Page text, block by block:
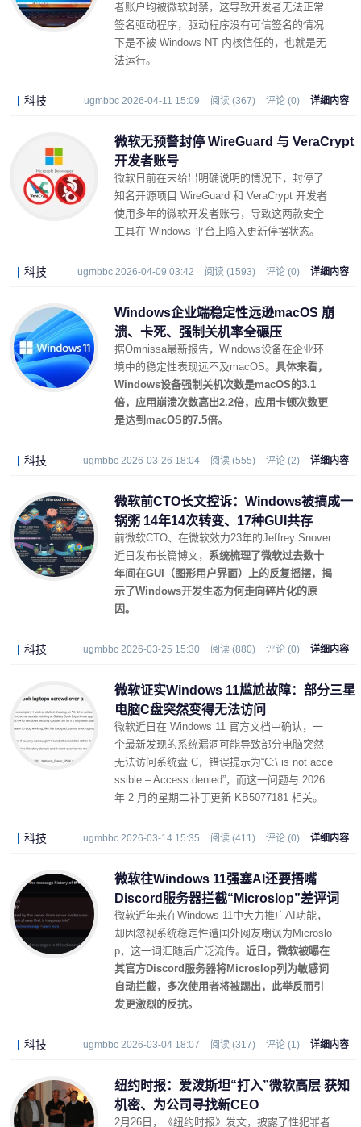
者账户均被微软封禁，这导致开发者无法正常
签名驱动程序，驱动程序没有可信签名的情况
下是不被 Windows NT 内核信任的，也就是无
法运行。
科技 ugmbbc 2026-04-11 15:09 阅读 (367) 评论 (0) 详细内容
微软无预警封停 WireGuard 与 VeraCrypt
开发者账号
微软日前在未给出明确说明的情况下，封停了
知名开源项目 WireGuard 和 VeraCrypt 开发者
使用多年的微软开发者账号，导致这两款安全
工具在 Windows 平台上陷入更新停摆状态。
科技 ugmbbc 2026-04-09 03:42 阅读 (1593) 评论 (0) 详细内容
Windows企业端稳定性远逊macOS 崩
溃、卡死、强制关机率全碾压
据Omnissa最新报告，Windows设备在企业环
境中的稳定性表现远不及macOS。 具体来看，
Windows设备强制关机次数是macOS的3.1
倍，应用崩溃次数高出2.2倍，应用卡顿次数更
是达到macOS的7.5倍。
科技 ugmbbc 2026-03-26 18:04 阅读 (555) 评论 (2) 详细内容
微软前CTO长文控诉：Windows被搞成一
锅粥 14年14次转变、17种GUI共存
前微软CTO、在微软效力23年的Jeffrey Snover
近日发布长篇博文， 系统梳理了微软过去数十
年间在GUI（图形用户界面）上的反复摇摆，揭
示了Windows开发生态为何走向碎片化的原
因。
科技 ugmbbc 2026-03-25 15:30 阅读 (880) 评论 (0) 详细内容
微软证实Windows 11尴尬故障：部分三星
电脑C盘突然变得无法访问
微软近日在 Windows 11 官方文档中确认，一
个最新发现的系统漏洞可能导致部分电脑突然
无法访问系统盘 C，错误提示为“C:\ is not acce
ssible – Access denied”，而这一问题与 2026
年 2 月的星期二补丁更新 KB5077181 相关。
科技 ugmbbc 2026-03-14 15:35 阅读 (411) 评论 (0) 详细内容
微软往Windows 11强塞AI还要捂嘴
Discord服务器拦截“Microslop”差评词
微软近年来在Windows 11中大力推广AI功能，
却因忽视系统稳定性遭国外网友嘲讽为Microslo
p，这一词汇随后广泛流传。 近日，微软被曝在
其官方Discord服务器将Microslop列为敏感词
自动拦截，多次使用者将被踢出，此举反而引
发更激烈的反抗。
科技 ugmbbc 2026-03-04 18:07 阅读 (317) 评论 (1) 详细内容
纽约时报：爱泼斯坦“打入”微软高层 获知
机密、为公司寻找新CEO
2月26日，《纽约时报》发文，披露了性犯罪者